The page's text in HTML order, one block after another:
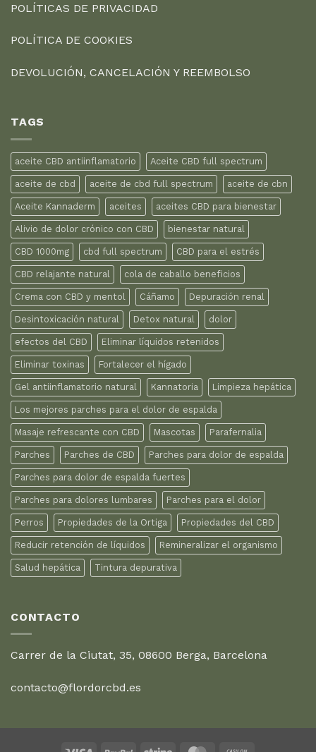
POLÍTICAS DE PRIVACIDAD
POLÍTICA DE COOKIES
DEVOLUCIÓN, CANCELACIÓN Y REEMBOLSO
TAGS
aceite CBD antiinflamatorio Aceite CBD full spectrum
aceite de cbd aceite de cbd full spectrum aceite de cbn
Aceite Kannaderm aceites aceites CBD para bienestar
Alivio de dolor crónico con CBD bienestar natural
CBD 1000mg cbd full spectrum CBD para el estrés
CBD relajante natural cola de caballo beneficios
Crema con CBD y mentol Cáñamo Depuración renal
Desintoxicación natural Detox natural dolor
efectos del CBD Eliminar líquidos retenidos
Eliminar toxinas Fortalecer el hígado
Gel antiinflamatorio natural Kannatoria Limpieza hepática
Los mejores parches para el dolor de espalda
Masaje refrescante con CBD Mascotas Parafernalia
Parches Parches de CBD Parches para dolor de espalda
Parches para dolor de espalda fuertes
Parches para dolores lumbares Parches para el dolor
Perros Propiedades de la Ortiga Propiedades del CBD
Reducir retención de líquidos Remineralizar el organismo
Salud hepática Tintura depurativa
CONTACTO
Carrer de la Ciutat, 35, 08600 Berga, Barcelona
contacto@flordorcbd.es